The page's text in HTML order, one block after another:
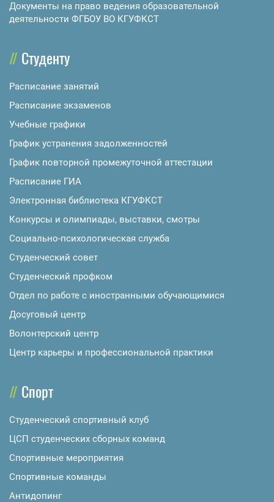
Документы на право ведения образовательной
деятельности ФГБОУ ВО КГУФКСТ
Студенту
Расписание занятий
Расписание экзаменов
Учебные графики
График устранения задолженностей
График повторной промежуточной аттестации
Расписание ГИА
Электронная библиотека КГУФКСТ
Конкурсы и олимпиады, выставки, смотры
Социально-психологическая служба
Студенческий совет
Студенческий профком
Отдел по работе с иностранными обучающимися
Досуговый центр
Волонтерский центр
Центр карьеры и профессиональной практики
Спорт
Студенческий спортивный клуб
ЦСП студенческих сборных команд
Спортивные мероприятия
Спортивные команды
Антидопинг